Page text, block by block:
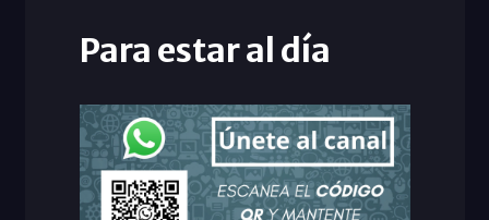
Para estar al día